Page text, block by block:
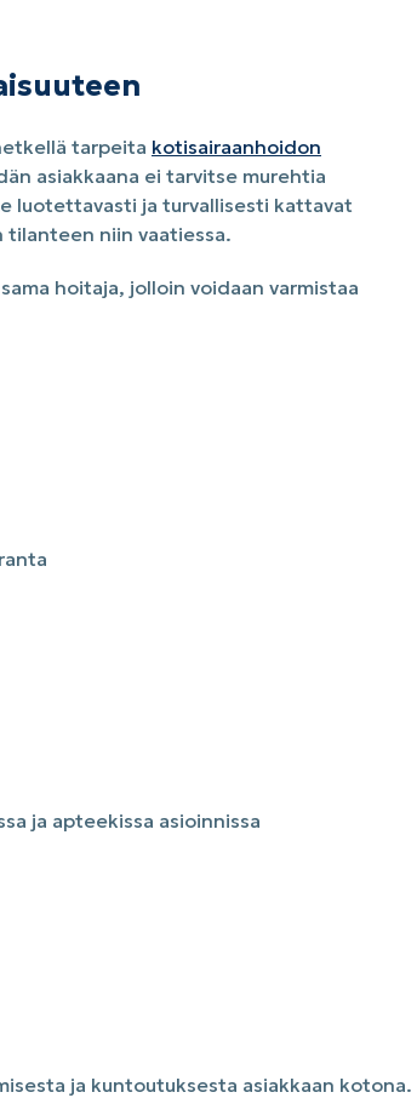
tarpeita kotisairaanhoidon
asiakkaana ei tarvitse murehtia
luotettavasti ja turvallisesti kattavat
tilanteen niin vaatiessa.
hoitaja, jolloin voidaan varmistaa
ja apteekissa asioinnissa
ja kuntoutuksesta asiakkaan kotona.